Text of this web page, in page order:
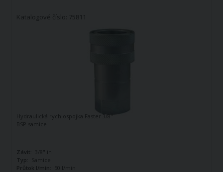
Katalogové číslo: 75811
Hydraulická rychlospojka Faster 3/8"
BSP samice
Závit:
3/8" in
Typ:
Samice
Průtok l/min:
50 l/min